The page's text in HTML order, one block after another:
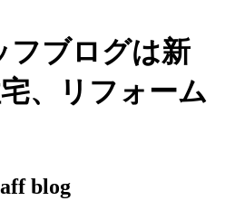
ブログは新
、リフォーム
blog